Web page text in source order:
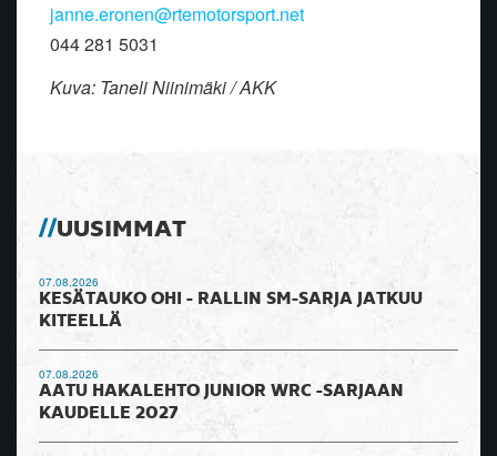
janne.eronen@rtemotorsport.net
044 281 5031
Kuva: Taneli Niinimäki / AKK
UUSIMMAT
07.08.2026
KESÄTAUKO OHI - RALLIN SM-SARJA JATKUU
KITEELLÄ
07.08.2026
AATU HAKALEHTO JUNIOR WRC -SARJAAN
KAUDELLE 2027